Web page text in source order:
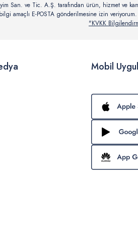
San. ve Tic. A.Ş. tarafından ürün, hizmet ve
amaçlı E-POSTA gönderilmesine izin
"KVKK
Mobil